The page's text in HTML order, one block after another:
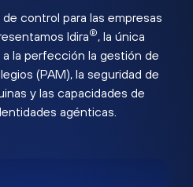
control para las empresas
Idira®, la única
la perfección la gestión de
(PAM), la seguridad de
y las capacidades de
agénticas.